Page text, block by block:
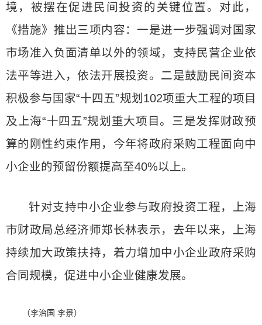
境，被摆在促进民间投资的关键位置。对此，
《措施》推出三项内容：一是进一步强调对国家
市场准入负面清单以外的领域，支持民营企业依
法平等进入，依法开展投资。二是鼓励民间资本
积极参与国家“十四五”规划102项重大工程的项目
及上海“十四五”规划重大项目。三是发挥财政预
算的刚性约束作用，今年将政府采购工程面向中
小企业的预留份额提高至40%以上。
针对支持中小企业参与政府投资工程，上海
市财政局总经济师郑长林表示，去年以来，上海
持续加大政策扶持，着力增加中小企业政府采购
合同规模，促进中小企业健康发展。
（李治国 李景）